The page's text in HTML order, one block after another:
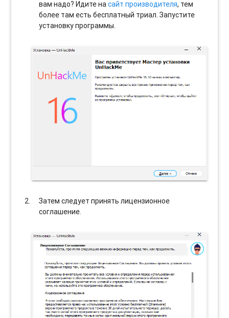
вам надо? Идите насайт производителя, тем
более там есть бесплатный триал. Запустите
установку программы.
Затем следует принять лицензионное
соглашение.